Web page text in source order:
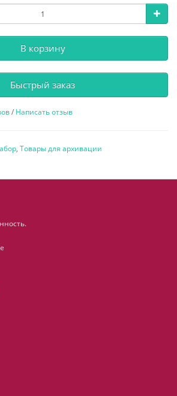
В корзину
Быстрый заказ
/ Написать отзыв
, Товары для архивации